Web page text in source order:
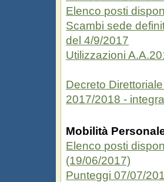
Elenco posti
Scambi sede
del 4/9/2017
Utilizzazioni
Decreto
2017/2018 -
Mobilità
Elenco posti
(19/06/2017)
Punteggi 07/07/